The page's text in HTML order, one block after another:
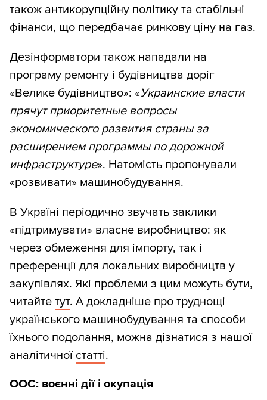
також антикорупційну політику та стабільні
фінанси, що передбачає ринкову ціну на газ.
Дезінформатори також нападали на
програму ремонту і будівництва доріг
«Велике будівництво»: «Украинские власти
прячут приоритетные вопросы
экономического развития страны за
расширением программы по дорожной
инфраструктуре». Натомість пропонували
«розвивати» машинобудування.
В Україні періодично звучать заклики
«підтримувати» власне виробництво: як
через обмеження для імпорту, так і
преференції для локальних виробництв у
закупівлях. Які проблеми з цим можуть бути,
читайте тут. А докладніше про труднощі
українського машинобудування та способи
їхнього подолання, можна дізнатися з нашої
аналітичної статті.
ООС: воєнні дії і окупація